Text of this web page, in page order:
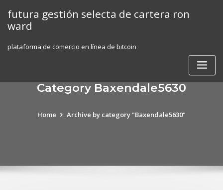
content
futura gestión selecta de cartera ron
ward
plataforma de comercio en línea de bitcoin
Category Baxendale5630
Home Archive by category "Baxendale5630"